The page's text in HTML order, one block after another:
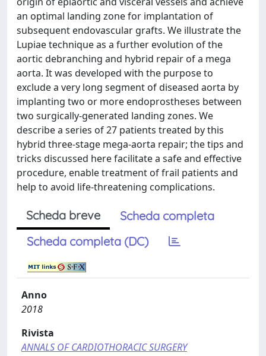
an optimal landing zone for implantation of
subsequent endovascular grafts. We illustrate the
Lupiae technique as a further evolution of the
aortic debranching and hybrid repair of a mega
aorta. It was developed with the purpose to
exclude a very long segment of diseased aorta by
implanting two or more endoprostheses between
two surgically-generated landing zones. We
describe a series of 27 patients treated by this
hybrid three-stage mega-aorta repair; the tips and
tricks discussed here facilitate a safe and effective
procedure, enable treatment of frail patients and
help to avoid life-threatening complications.
Scheda breve
Scheda completa
Scheda completa (DC)
Anno
2018
Rivista
ANNALS OF CARDIOTHORACIC SURGERY